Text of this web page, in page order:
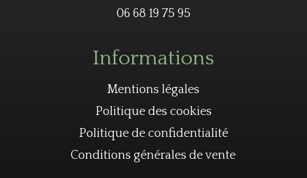
06 68 19 75 95
Informations
Mentions légales
Politique des cookies
Politique de confidentialité
Conditions générales de vente